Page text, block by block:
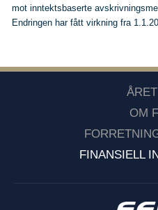
mot inntektsbaserte
Endringen har fått virkning fra
OM
FINANSIELL